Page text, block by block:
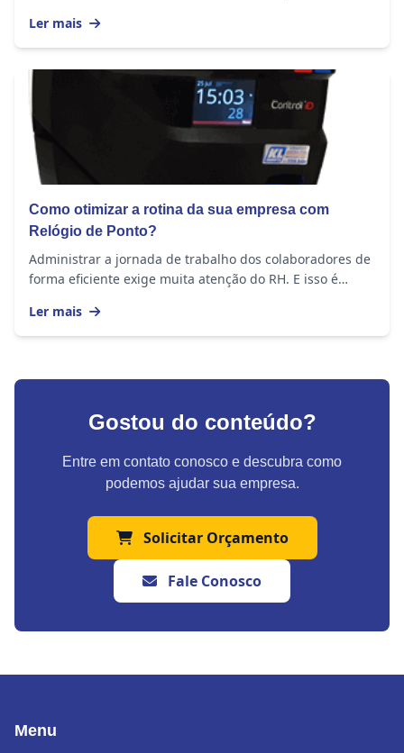
Ler mais
Como otimizar a rotina da sua empresa com
Relógio de Ponto?
Administrar a jornada de trabalho dos colaboradores de
forma eficiente exige muita atenção do RH. E isso é
Ler mais
Gostou do conteúdo?
Entre em contato conosco e descubra como
podemos ajudar sua empresa.
Solicitar Orçamento
Fale Conosco
Menu